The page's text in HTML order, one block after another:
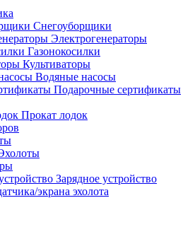
Снегоуборщики
Электрогенераторы
Газонокосилки
Культиваторы
Водяные насосы
Подарочные сертификаты
Прокат лодок
Зарядное устройство
экрана эхолота